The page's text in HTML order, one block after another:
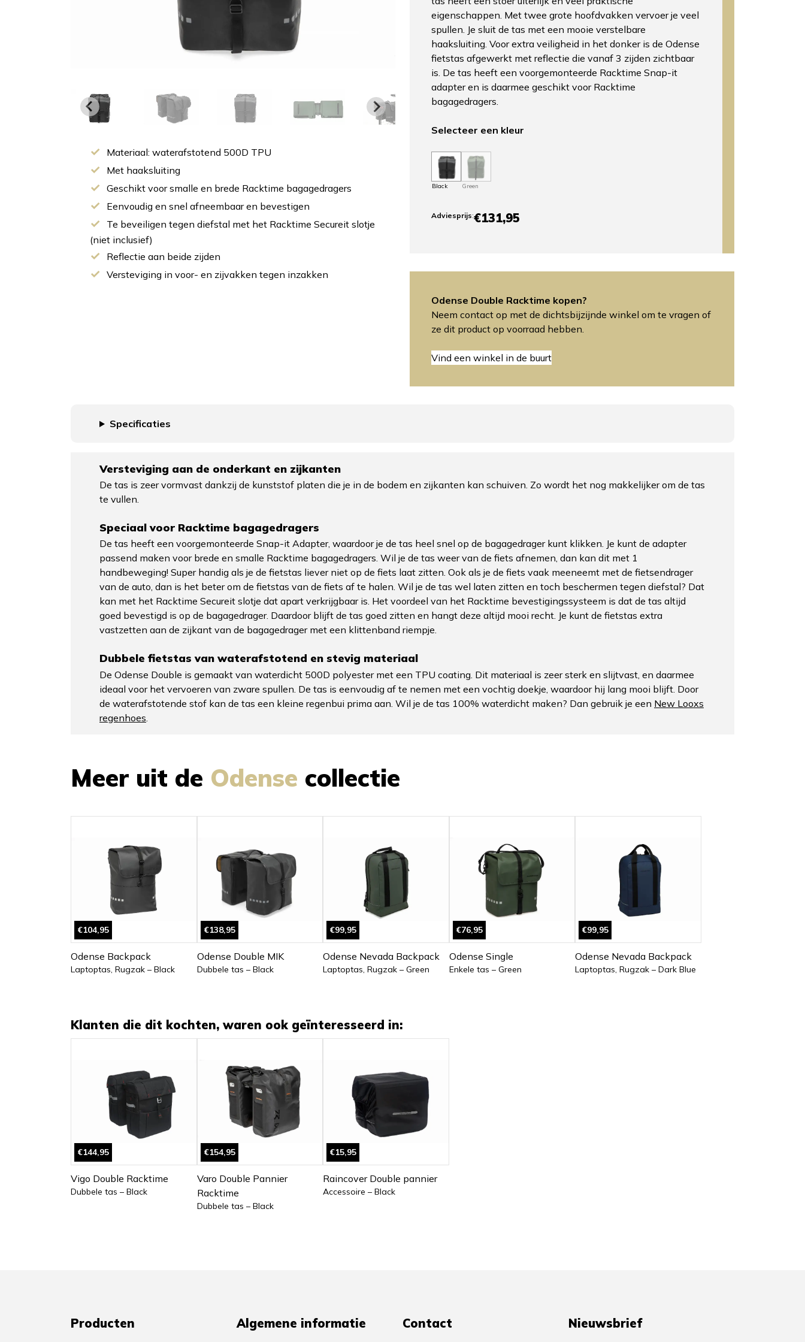
Materiaal: waterafstotend 500D TPU
Met haaksluiting
Geschikt voor smalle en brede Racktime bagagedragers
Eenvoudig en snel afneembaar en bevestigen
Te beveiligen tegen diefstal met het Racktime Secureit slotje
(niet inclusief)
Reflectie aan beide zijden
Versteviging in voor- en zijvakken tegen inzakken
eigenschappen. Met twee grote hoofdvakken vervoer je veel
spullen. Je sluit de tas met een mooie verstelbare
haaksluiting. Voor extra veiligheid in het donker is de Odense
fietstas afgewerkt met reflectie die vanaf 3 zijden zichtbaar
is. De tas heeft een voorgemonteerde Racktime Snap-it
adapter en is daarmee geschikt voor Racktime
bagagedragers.
Selecteer een kleur
Black Green
Adviesprijs:€131,95
Odense Double Racktime kopen?
Neem contact op met de dichtsbijzijnde winkel om te vragen of
ze dit product op voorraad hebben.
Vind een winkel in de buurt
Specificaties
Versteviging aan de onderkant en zijkanten
De tas is zeer vormvast dankzij de kunststof platen die je in de bodem en zijkanten kan schuiven. Zo wordt het nog makkelijker om de tas
te vullen.
Speciaal voor Racktime bagagedragers
De tas heeft een voorgemonteerde Snap-it Adapter, waardoor je de tas heel snel op de bagagedrager kunt klikken. Je kunt de adapter
passend maken voor brede en smalle Racktime bagagedragers. Wil je de tas weer van de fiets afnemen, dan kan dit met 1
handbeweging! Super handig als je de fietstas liever niet op de fiets laat zitten. Ook als je de fiets vaak meeneemt met de fietsendrager
van de auto, dan is het beter om de fietstas van de fiets af te halen. Wil je de tas wel laten zitten en toch beschermen tegen diefstal? Dat
kan met het Racktime Secureit slotje dat apart verkrijgbaar is. Het voordeel van het Racktime bevestigingssysteem is dat de tas altijd
goed bevestigd is op de bagagedrager. Daardoor blijft de tas goed zitten en hangt deze altijd mooi recht. Je kunt de fietstas extra
vastzetten aan de zijkant van de bagagedrager met een klittenband riempje.
Dubbele fietstas van waterafstotend en stevig materiaal
De Odense Double is gemaakt van waterdicht 500D polyester met een TPU coating. Dit materiaal is zeer sterk en slijtvast, en daarmee
ideaal voor het vervoeren van zware spullen. De tas is eenvoudig af te nemen met een vochtig doekje, waardoor hij lang mooi blijft. Door
de waterafstotende stof kan de tas een kleine regenbui prima aan. Wil je de tas 100% waterdicht maken? Dan gebruik je een New Looxs
regenhoes
Meer uit de Odense collectie
€104,95
Odense Backpack
Laptoptas, Rugzak – Black
€138,95
Odense Double MIK
Dubbele tas – Black
€99,95
Odense Nevada Backpack
Laptoptas, Rugzak – Green
€76,95
Odense Single
Enkele tas – Green
€99,95
Odense Nevada Backpack
Laptoptas, Rugzak – Dark Blue
Klanten die dit kochten, waren ook geïnteresseerd in:
€144,95
Vigo Double Racktime
Dubbele tas – Black
€154,95
Varo Double Pannier
Racktime
Dubbele tas – Black
€15,95
Raincover Double pannier
Accessoire – Black
Producten Algemene informatie Contact Nieuwsbrief